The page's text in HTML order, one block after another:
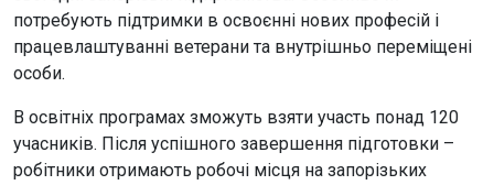
потребують підтримки в освоєнні нових професій і
працевлаштуванні ветерани та внутрішньо переміщені
особи.
В освітніх програмах зможуть взяти участь понад 120
учасників. Після успішного завершення підготовки –
робітники отримають робочі місця на запорізьких